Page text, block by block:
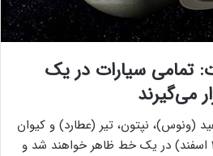
تمامی سیارات در یک
می‌گیرند
(ونوس)، نپتون، تیر (عطارد) و کیوان
(زحل) در غروب ۲۸ فوریه (۱۰ اسفند) در یک خط ظاهر خواهند شد و